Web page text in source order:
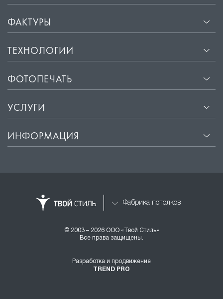
ФАКТУРЫ
ТЕХНОЛОГИИ
ФОТОПЕЧАТЬ
УСЛУГИ
ИНФОРМАЦИЯ
Фабрика потолков
© 2003 – 2026 ООО «Твой Стиль»
Все права защищены.
Разработка и продвижение
TREND PRO